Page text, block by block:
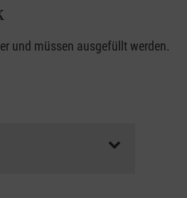
und müssen ausgefüllt werden.